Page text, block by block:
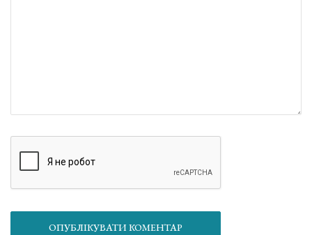
ОПУБЛІКУВАТИ КОМЕНТАР